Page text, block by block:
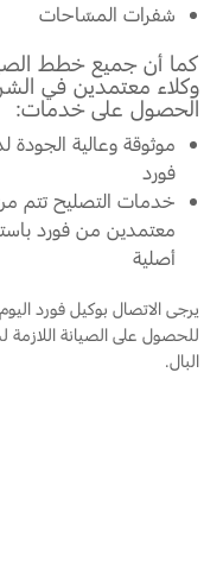
اتصل بنا
اتصل بنا
البحث عن الوكيل
الأسئلة الشائعة
شفرات المسّاحات
كما أن جميع خطط
وكلاء معتمدين في
الحصول على خدمات:
موثوقة وعالية
فورد
خدمات التصليح تتم
معتمدين من فورد
أصلية
يرجى الاتصال بوكيل فورد
للحصول على الصيانة اللازمة
البال.